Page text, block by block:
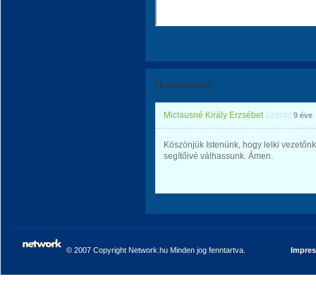
Hozzászólások
Miclausné Király Erzsébetüzente 9 éve
Köszönjük Istenünk, hogy lelki
segítőivé válhassunk. Ámen.
© 2007 Copyright Network.hu Minden jog fenntartva.